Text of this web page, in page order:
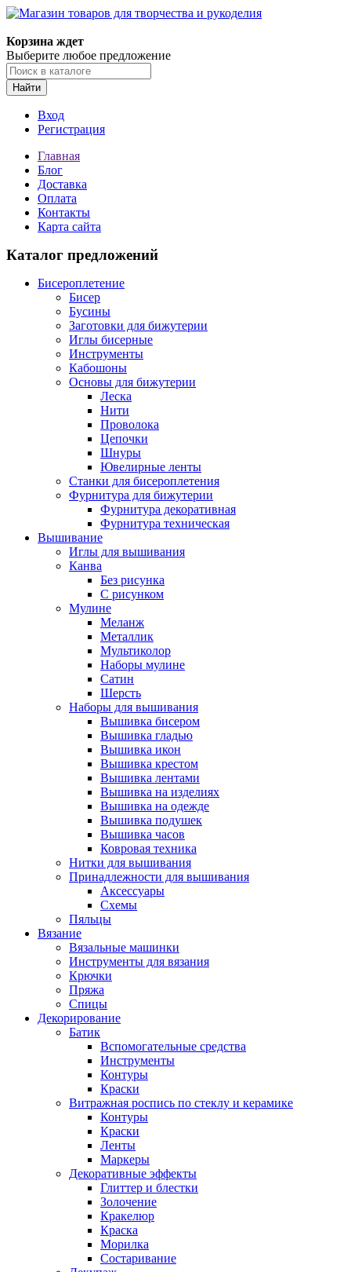
Корзина ждет
Выберите любое предложение
Найти
Вход
Регистрация
Главная
Блог
Доставка
Оплата
Контакты
Карта сайта
Каталог предложений
Бисероплетение
Бисер
Бусины
Заготовки для бижутерии
Иглы бисерные
Инструменты
Кабошоны
Основы для бижутерии
Леска
Нити
Проволока
Цепочки
Шнуры
Ювелирные ленты
Станки для бисероплетения
Фурнитура для бижутерии
Фурнитура декоративная
Фурнитура техническая
Вышивание
Иглы для вышивания
Канва
Без рисунка
С рисунком
Мулине
Меланж
Металлик
Мультиколор
Наборы мулине
Сатин
Шерсть
Наборы для вышивания
Вышивка бисером
Вышивка гладью
Вышивка икон
Вышивка крестом
Вышивка лентами
Вышивка на изделиях
Вышивка на одежде
Вышивка подушек
Вышивка часов
Ковровая техника
Нитки для вышивания
Принадлежности для вышивания
Аксессуары
Схемы
Пяльцы
Вязание
Вязальные машинки
Инструменты для вязания
Крючки
Пряжа
Спицы
Декорирование
Батик
Вспомогательные средства
Инструменты
Контуры
Краски
Витражная роспись по стеклу и керамике
Контуры
Краски
Ленты
Маркеры
Декоративные эффекты
Глиттер и блестки
Золочение
Кракелюр
Краска
Морилка
Состаривание